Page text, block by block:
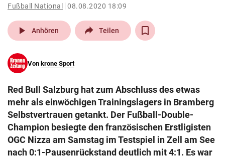
pin_drop
Wien arrow_right
search
eingeben
© Krone Multimedia GmbH & Co KG 2026
Fußball National 08.08.2020 18:09
play_arrow Anhören Teilen
Von krone Sport
Red Bull Salzburg hat zum Abschluss des etwas
mehr als einwöchigen Trainingslagers in Bramberg
Selbstvertrauen getankt. Der Fußball-Double-
Champion besiegte den französischen Erstligisten
OGC Nizza am Samstag im Testspiel in Zell am See
nach 0:1-Pausenrückstand deutlich mit 4:1. Es war